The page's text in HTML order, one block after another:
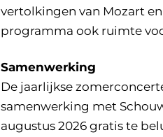
vertolkingen van Mozart
programma ook ruimte
Samenwerking
De jaarlijkse
samenwerking met
augustus 2026 gratis te